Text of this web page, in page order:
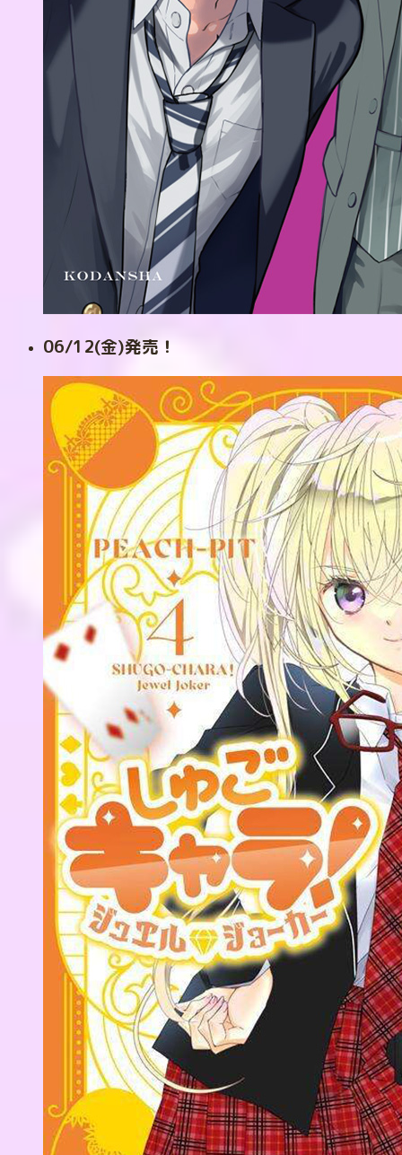
06/12(金)発売！